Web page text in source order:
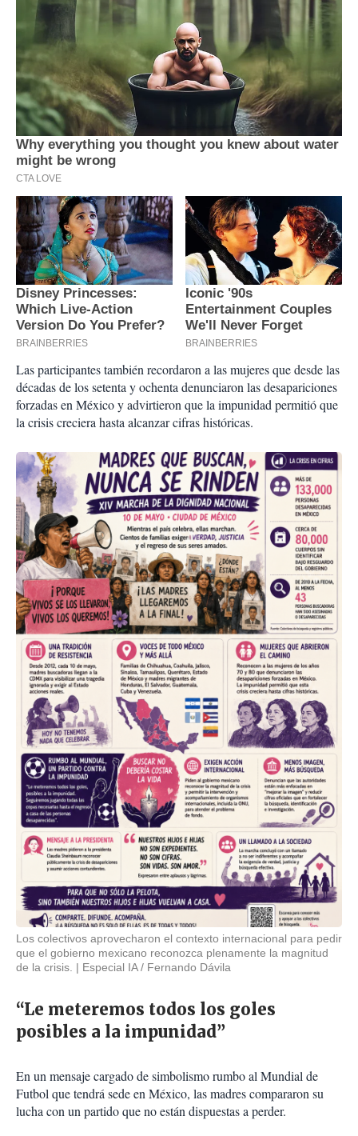
Las participantes también recordaron a las mujeres que desde las
décadas de los setenta y ochenta denunciaron las desapariciones
forzadas en México y advirtieron que la impunidad permitió que
la crisis creciera hasta alcanzar cifras históricas.
Los colectivos aprovecharon el contexto internacional para pedir
que el gobierno mexicano reconozca plenamente la magnitud
de la crisis.
Especial IA / Fernando Dávila
“Le meteremos todos los goles
posibles a la impunidad”
En un mensaje cargado de simbolismo rumbo al Mundial de
Futbol que tendrá sede en México, las madres compararon su
lucha con un partido que no están dispuestas a perder.